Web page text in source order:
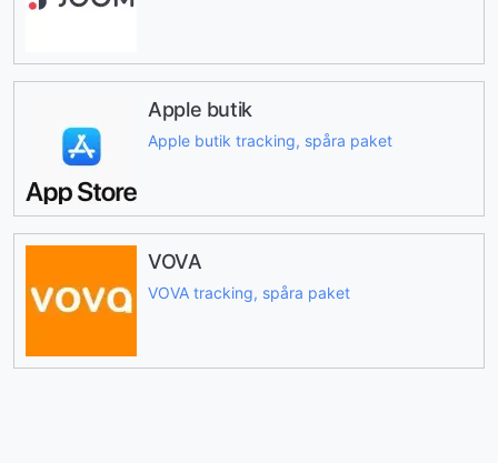
Apple butik
Apple butik tracking, spåra paket
VOVA
VOVA tracking, spåra paket